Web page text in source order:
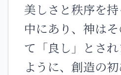
美しさと秩序を
中にあり、神は
て「良し」とさ
ように、創造の